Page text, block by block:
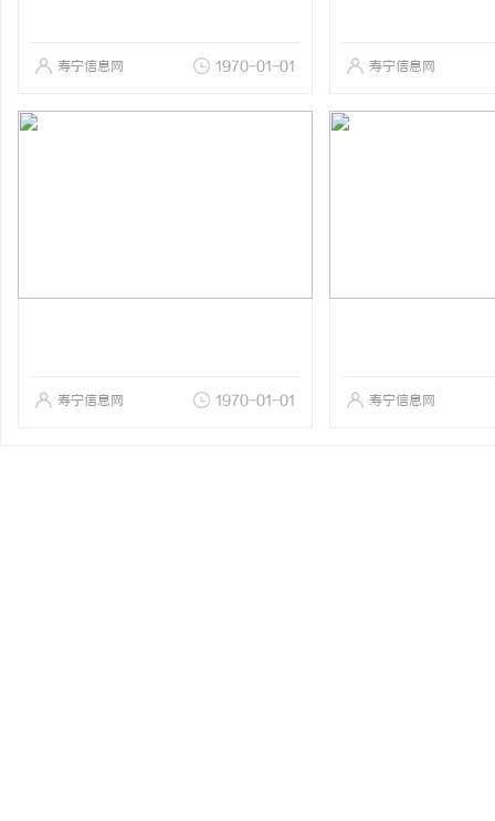
寿宁信息网 1970-01-01 寿宁信息网
寿宁信息网 1970-01-01 寿宁信息网